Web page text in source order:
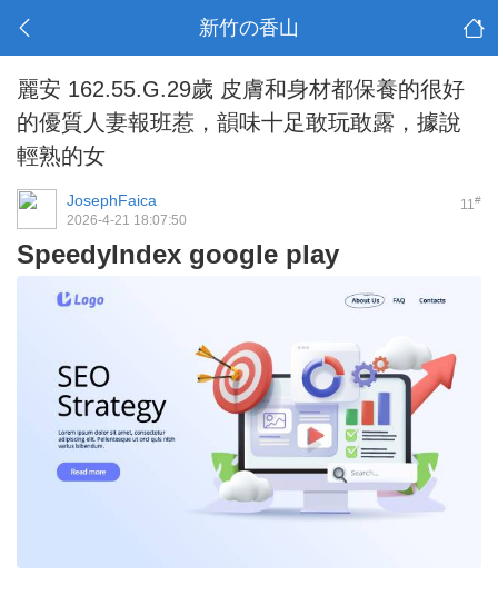
新竹の香山
麗安 162.55.G.29歲 皮膚和身材都保養的很好
的優質人妻報班惹，韻味十足敢玩敢露，據說
輕熟的女
11#
JosephFaica
2026-4-21 18:07:50
SpeedyIndex google play